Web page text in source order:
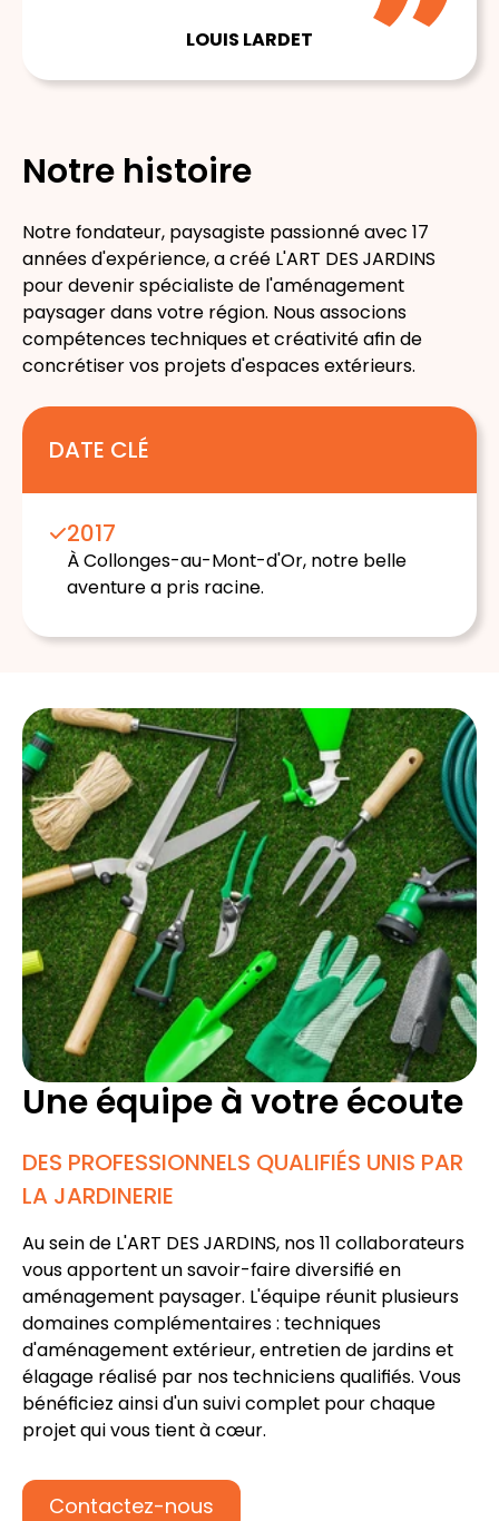
LOUIS LARDET
Notre histoire
Notre fondateur, paysagiste passionné avec 17
années d'expérience, a créé L'ART DES JARDINS
pour devenirspécialiste de l'aménagement
paysagerdans votre région. Nous associons
compétences techniques et créativité afin de
concrétiser vos projets d'espaces extérieurs.
DATE CLÉ
2017
ÀCollonges-au-Mont-d'Or, notre belle
aventure a pris racine.
Une équipe à votre écoute
DES PROFESSIONNELS QUALIFIÉS UNIS PAR
LA JARDINERIE
Au sein de L'ART DES JARDINS, nos 11 collaborateurs
vous apportent unsavoir-faire diversifié en
aménagement paysager. L'équipe réunit plusieurs
domaines complémentaires : techniques
d'aménagement extérieur,entretien de jardinset
élagage réalisé par nos techniciens qualifiés. Vous
bénéficiez ainsi d'un suivi complet pour chaque
projet qui vous tient à cœur.
Contactez-nous